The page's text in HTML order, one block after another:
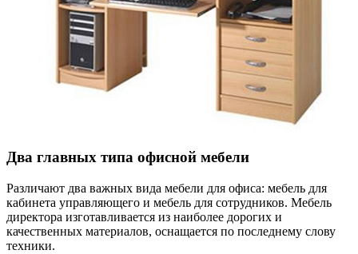
Два главных типа офисной мебели
Различают два важных вида мебели для офиса: мебель для
кабинета управляющего и мебель для сотрудников. Мебель
директора изготавливается из наиболее дорогих и
качественных материалов, оснащается по последнему слову
техники.